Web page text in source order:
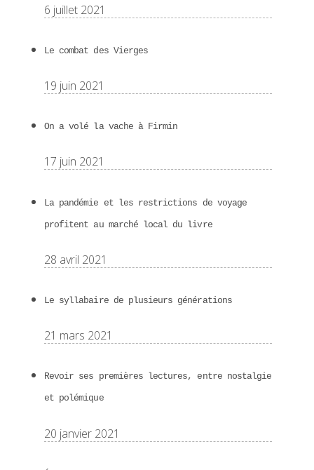
6 juillet 2021
Le combat des Vierges
19 juin 2021
On a volé la vache à Firmin
17 juin 2021
La pandémie et les restrictions de voyage
profitent au marché local du livre
28 avril 2021
Le syllabaire de plusieurs générations
21 mars 2021
Revoir ses premières lectures, entre nostalgie
et polémique
20 janvier 2021